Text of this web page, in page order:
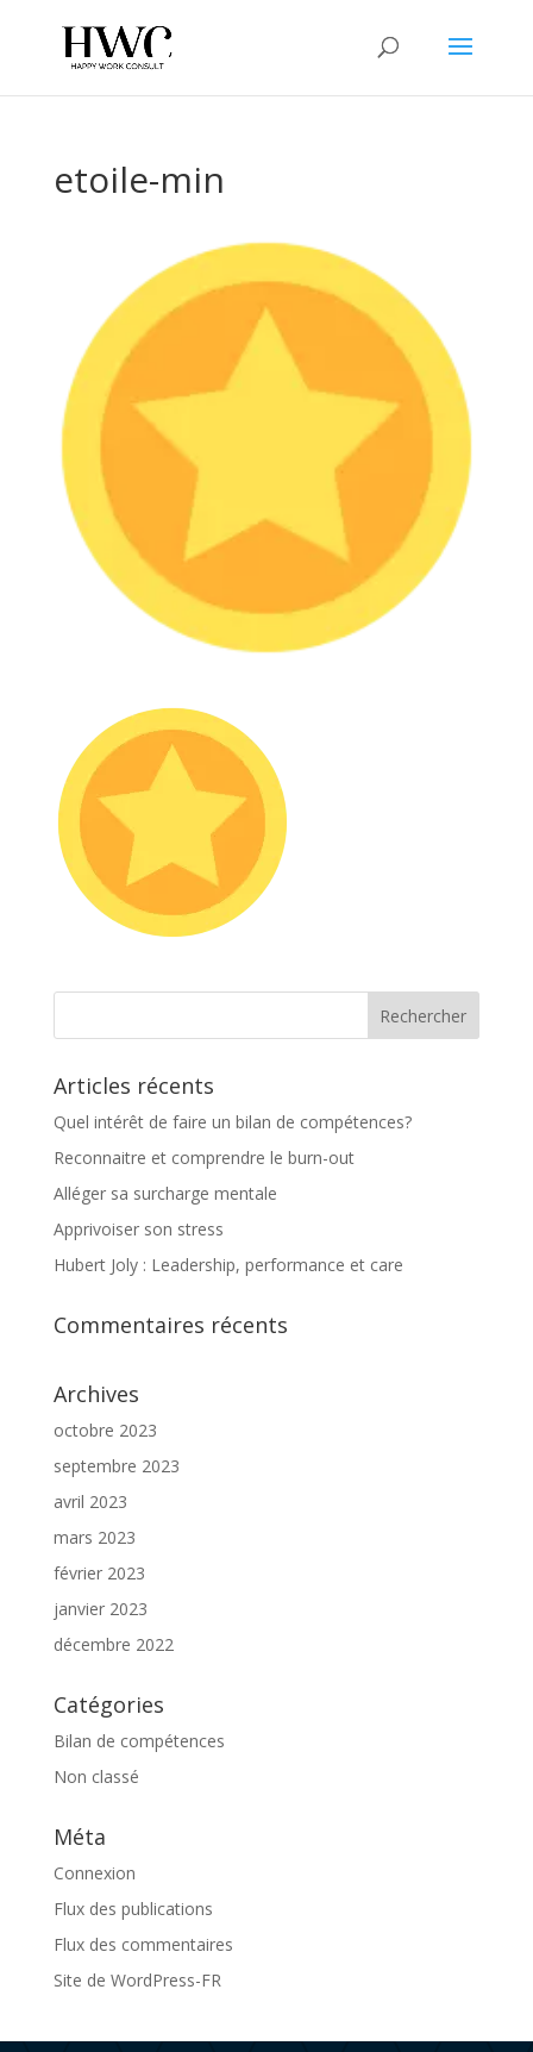
etoile-min
Articles récents
Quel intérêt de faire un bilan de compétences?
Reconnaitre et comprendre le burn-out
Alléger sa surcharge mentale
Apprivoiser son stress
Hubert Joly : Leadership, performance et care
Commentaires récents
Archives
octobre 2023
septembre 2023
avril 2023
mars 2023
février 2023
janvier 2023
décembre 2022
Catégories
Bilan de compétences
Non classé
Méta
Connexion
Flux des publications
Flux des commentaires
Site de WordPress-FR